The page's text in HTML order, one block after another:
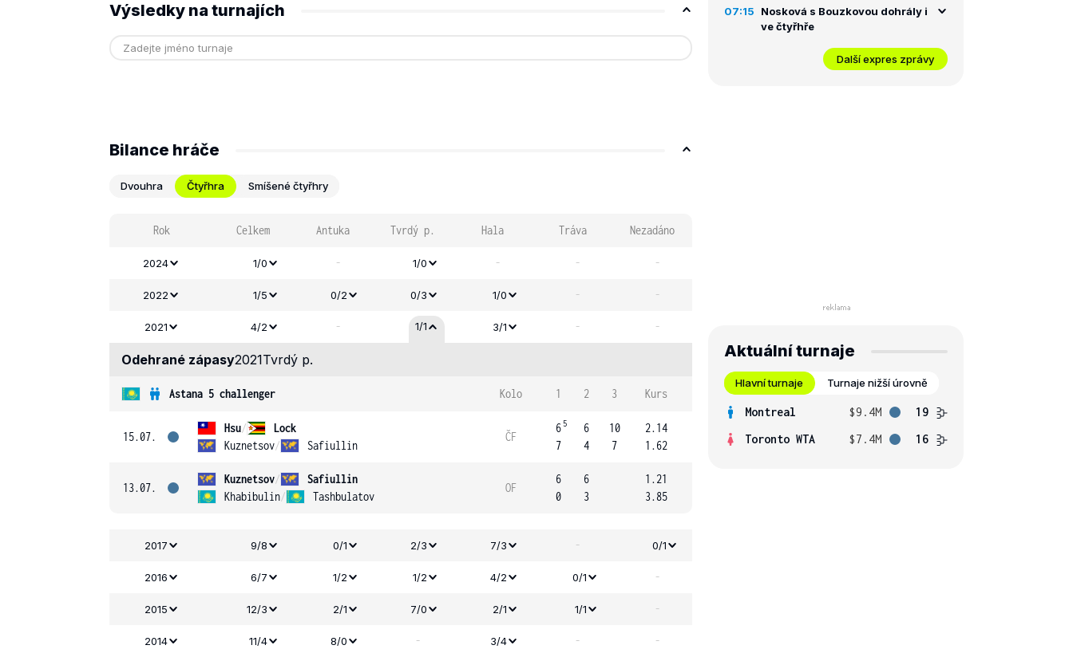
Výsledky na turnajích
Bilance hráče
Dvouhra Čtyřhra Smíšené čtyřhry
Rok Celkem Antuka Tvrdý p. Hala Tráva Nezadáno
2024 1/0 - 1/0 - - -
2022 1/5 0/2 0/3 1/0 - -
2021 4/2 - 1/1 3/1 - -
Odehrané zápasy2021Tvrdý p.
Astana 5 challenger Kolo 1 2 3 Kurs
15.07.
Hsu/
Lock
Kuznetsov/ Safiullin
ČF
6 5
7
6
4
10
7
2.14
1.62
13.07.
Kuznetsov/
Safiullin
Khabibulin/ Tashbulatov
OF
6
0
6
3
1.21
3.85
2017 9/8 0/1 2/3 7/3 - 0/1
2016 6/7 1/2 1/2 4/2 0/1 -
2015 12/3 2/1 7/0 2/1 1/1 -
2014 11/4 8/0 - 3/4 - -
07:15
Nosková s Bouzkovou dohrály i
ve čtyřhře
Další expres zprávy
Aktuální turnaje
Hlavní turnaje Turnaje nižší úrovně
Montreal $9.4M
19
Toronto WTA
$7.4M 16